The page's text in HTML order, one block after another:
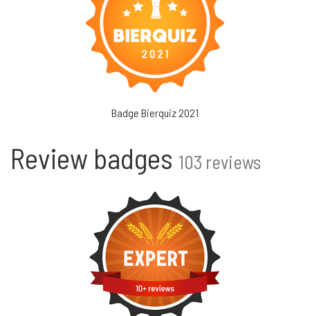
Badge Bierquiz 2021
Review badges 103 reviews